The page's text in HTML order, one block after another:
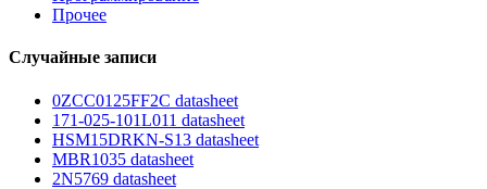
Прочее
Случайные записи
0ZCC0125FF2C datasheet
171-025-101L011 datasheet
HSM15DRKN-S13 datasheet
MBR1035 datasheet
2N5769 datasheet